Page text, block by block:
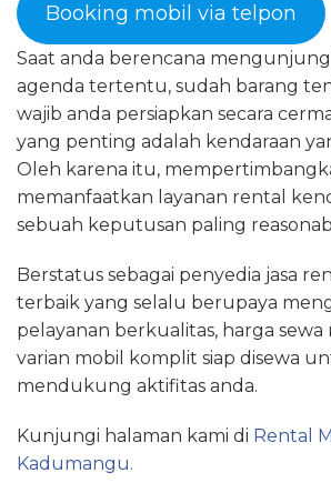
Booking mobil via telpon
Saat anda berencana
agenda tertentu, sudah barang
wajib anda persiapkan secara
yang penting adalah kendaraan
Oleh karena itu,
memanfaatkan layanan rental
sebuah keputusan paling
Berstatus sebagai penyedia jasa
terbaik yang selalu berupaya
pelayanan berkualitas, harga sewa
varian mobil komplit siap disewa
mendukung aktifitas anda.
Kunjungi halaman kami di Rental
Kadumangu.